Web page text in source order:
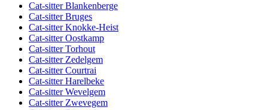
Cat-sitter Blankenberge
Cat-sitter Bruges
Cat-sitter Knokke-Heist
Cat-sitter Oostkamp
Cat-sitter Torhout
Cat-sitter Zedelgem
Cat-sitter Courtrai
Cat-sitter Harelbeke
Cat-sitter Wevelgem
Cat-sitter Zwevegem